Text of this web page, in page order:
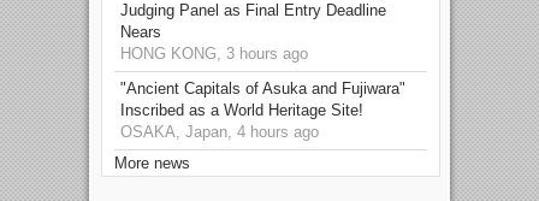
Judging Panel as Final Entry Deadline
Nears
HONG KONG, 3 hours ago
"Ancient Capitals of Asuka and Fujiwara"
Inscribed as a World Heritage Site!
OSAKA, Japan, 4 hours ago
More news